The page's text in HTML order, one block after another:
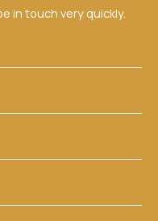
in touch very quickly.